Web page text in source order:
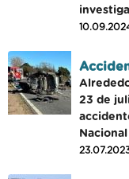
23 de
Nacional